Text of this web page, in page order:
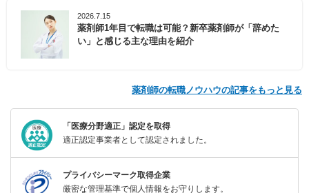
2026.7.15
薬剤師1年目で転職は可能？新卒薬剤師が「辞めた
い」と感じる主な理由を紹介
薬剤師の転職ノウハウの記事をもっと見る
「医療分野適正」認定を取得
適正認定事業者として認定されました。
プライバシーマーク取得企業
厳密な管理基準で個人情報をお守りします。